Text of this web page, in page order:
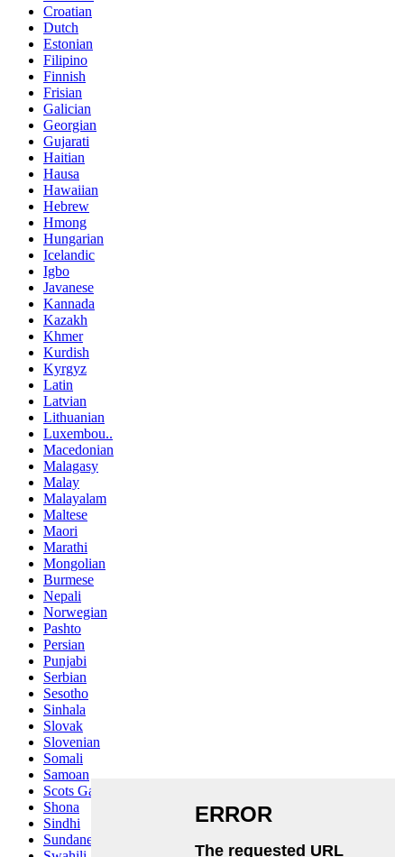
Croatian
Dutch
Estonian
Filipino
Finnish
Frisian
Galician
Georgian
Gujarati
Haitian
Hausa
Hawaiian
Hebrew
Hmong
Hungarian
Icelandic
Igbo
Javanese
Kannada
Kazakh
Khmer
Kurdish
Kyrgyz
Latin
Latvian
Lithuanian
Luxembou..
Macedonian
Malagasy
Malay
Malayalam
Maltese
Maori
Marathi
Mongolian
Burmese
Nepali
Norwegian
Pashto
Persian
Punjabi
Serbian
Sesotho
Sinhala
Slovak
Slovenian
Somali
Samoan
Scots Gaelic
Shona
Sindhi
Sundanese